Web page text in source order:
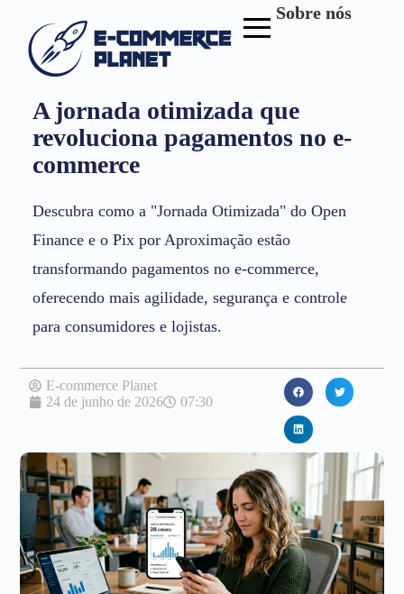
Sobre nós
A jornada otimizada que
revoluciona pagamentos no e-
commerce
Descubra como a "Jornada Otimizada" do Open
Finance e o Pix por Aproximação estão
transformando pagamentos no e-commerce,
oferecendo mais agilidade, segurança e controle
para consumidores e lojistas.
E-commerce Planet
24 de junho de 2026
07:30